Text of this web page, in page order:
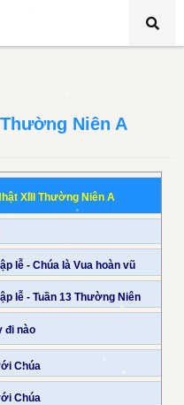
Niên A
XIII Thường Niên A
lễ - Chúa là Vua hoàn vũ
lễ - Tuần 13 Thường Niên
đi nào
Chúa
Chúa